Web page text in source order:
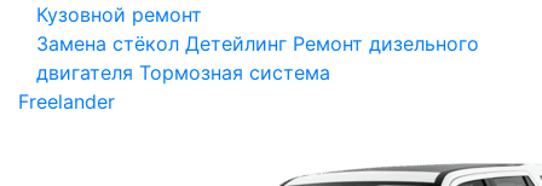
Кузовной ремонт
Замена стёкол Детейлинг Ремонт дизельного
двигателя Тормозная система
Freelander